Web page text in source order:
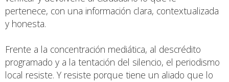
pertenece, con una información clara, contextualizada
y honesta.
Frente a la concentración mediática, al descrédito
programado y a la tentación del silencio, el periodismo
local resiste. Y resiste porque tiene un aliado que lo